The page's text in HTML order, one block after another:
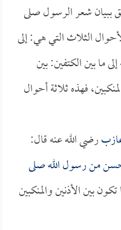
ببيان شعر الرسول صلى
الثلاث التي هي: إلى
ما بين الكتفين: بين
فهذه ثلاثة أحوال
رضي الله عنه قال:
من رسول الله صلى
بين الأذنين والمنكبين